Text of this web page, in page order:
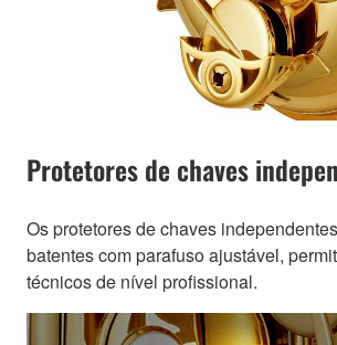
Protetores de chaves
Os protetores de chaves
batentes com parafuso ajustável,
técnicos de nível profissional.